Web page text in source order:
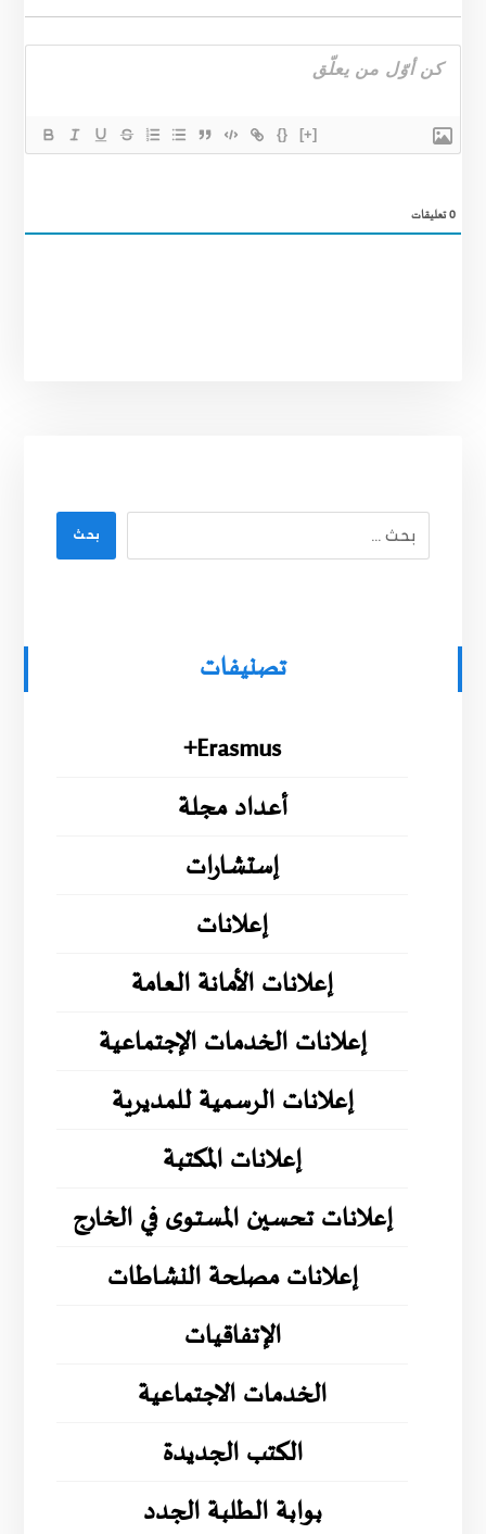
{} [+]
0تعليقات
بحث
تصنيفات
Erasmus+
أعداد مجلة
إستشارات
إعلانات
إعلانات الأمانة العامة
إعلانات الخدمات الإجتماعية
إعلانات الرسمية للمديرية
إعلانات المكتبة
إعلانات تحسين المستوى في الخارج
إعلانات مصلحة النشاطات
الإتفاقيات
الخدمات الاجتماعية
الكتب الجديدة
بوابة الطلبة الجدد